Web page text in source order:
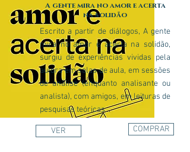
A gente mira no amor e acerta
na solidão
Escrito a partir de diálogos, A gente
mira no amor e acerta na solidão,
surgiu de experiências vividas pela
autora em salas de aula, em sessões
de análise (enquanto analisante ou
analista), com amigos, em leituras de
pesquisas teóricas...
VER COMPRAR